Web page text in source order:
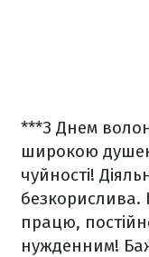
***З Днем
широкою
чуйності!
безкорислива.
працю,
нужденним!